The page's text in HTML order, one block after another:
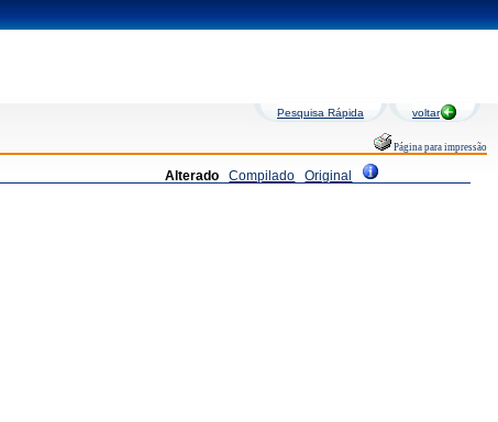
Pesquisa Rápida voltar
Página para impressão
Alterado Compilado Original